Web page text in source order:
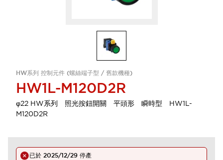
HW系列 控制元件 (螺絲端子型 / 舊款機種)
HW1L-M120D2R
φ22 HW系列 照光按鈕開關 平頭形 瞬時型 HW1L-
M120D2R
已於 2025/12/29 停產